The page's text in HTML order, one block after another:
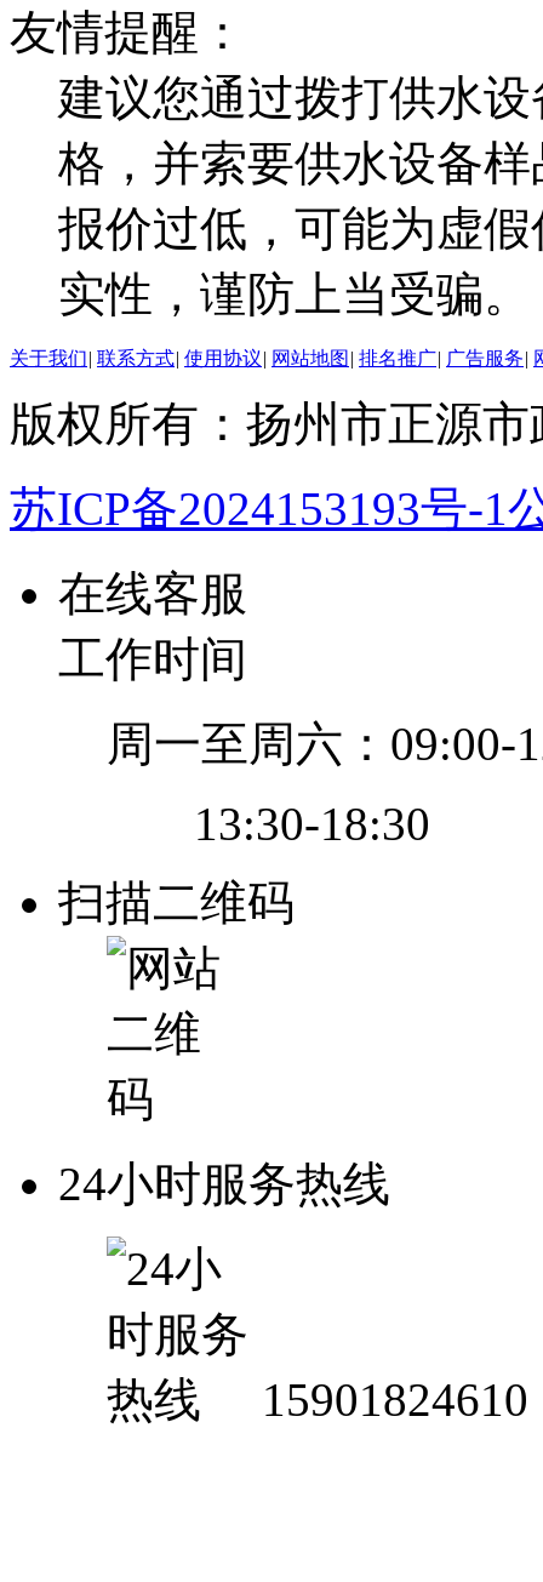
友情提醒：
建议您通过拨打供水
格，并索要供水设备
报价过低，可能为虚
实性，谨防上当受骗。
关于我们| 联系方式| 使用协议| 网站地图 | 排名推广| 广告服务|
版权所有：扬州市正源
苏ICP备2024153193号-1
在线客服
工作时间
周一至周六：09:00-
13:30-18:30
扫描二维码
24小时服务热线
15901824610